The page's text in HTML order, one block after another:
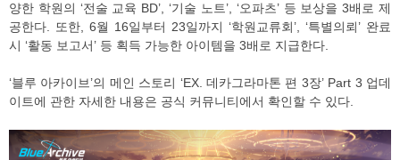
양한 학원의 ‘전술 교육 BD’, ‘기술 노트’, ‘오파츠’ 등 보상을 3배로 제
공한다. 또한, 6월 16일부터 23일까지 ‘학원교류회’, ‘특별의뢰’ 완료
시 ‘활동 보고서’ 등 획득 가능한 아이템을 3배로 지급한다.
‘블루 아카이브’의 메인 스토리 ‘EX. 데카그라마톤 편 3장’ Part 3 업데
이트에 관한 자세한 내용은 공식 커뮤니티에서 확인할 수 있다.